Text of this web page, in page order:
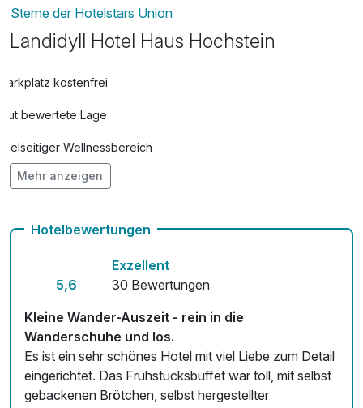
Sterne der Hotelstars Union
Landidyll Hotel Haus Hochstein
Parkplatz kostenfrei
Gut bewertete Lage
Vielseitiger Wellnessbereich
Hunde im Hotel erlaubt für 12,00 € pro Stück / Tag
Kostenloses W-LAN
Zimmerservice verfügbar
Mit Hotelbar
Mehr anzeigen
Hotelbewertungen
5,6
Exzellent
30 Bewertungen
Kleine Wander-Auszeit - rein in die
Wanderschuhe und los.
Es ist ein sehr schönes Hotel mit viel Liebe zum Detail
eingerichtet. Das Frühstücksbuffet war toll, mit selbst
gebackenen Brötchen, selbst hergestellter